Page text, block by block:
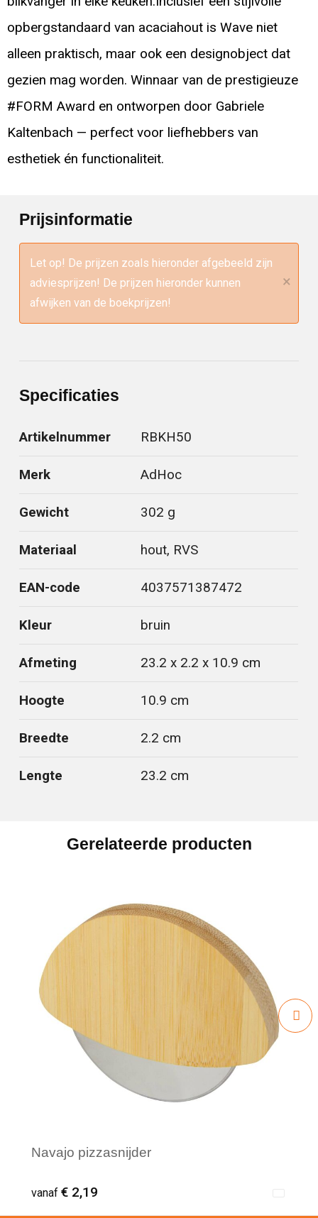
opbergstandaard van acaciahout is Wave niet
alleen praktisch, maar ook een designobject dat
gezien mag worden. Winnaar van de prestigieuze
#FORM Award en ontworpen door Gabriele
Kaltenbach — perfect voor liefhebbers van
esthetiek én functionaliteit.
Prijsinformatie
Let op! De prijzen zoals hieronder afgebeeld zijn
adviesprijzen! De prijzen hieronder kunnen
afwijken van de boekprijzen!
×
Specificaties
Artikelnummer RBKH50
Merk AdHoc
Gewicht 302 g
Materiaal hout, RVS
EAN-code 4037571387472
Kleur bruin
Afmeting 23.2 x 2.2 x 10.9 cm
Hoogte 10.9 cm
Breedte 2.2 cm
Lengte 23.2 cm
Gerelateerde producten
Navajo pizzasnijder
vanaf € 2,19